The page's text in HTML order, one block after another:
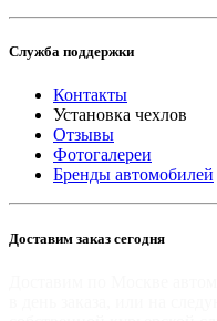
Служба поддержки
Контакты
Установка чехлов
Отзывы
Фотогалереи
Бренды автомобилей
Доставим заказ сегодня